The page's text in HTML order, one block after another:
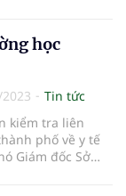
học sinh.
học
Tin tức
kiểm tra liên
phố về y tế
Giám đốc Sở